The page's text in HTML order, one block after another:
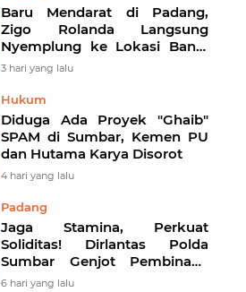
Baru Mendarat di Padang,
Zigo Rolanda Langsung
Nyemplung ke Lokasi Banjir
Dampingi Fadly Amran
3 hari yang lalu
Hukum
Diduga Ada Proyek "Ghaib"
SPAM di Sumbar, Kemen PU
dan Hutama Karya Disorot
4 hari yang lalu
Padang
Jaga Stamina, Perkuat
Soliditas! Dirlantas Polda
Sumbar Genjot Pembinaan
Personel Demi Pelayanan
6 hari yang lalu